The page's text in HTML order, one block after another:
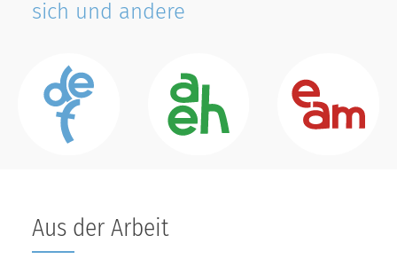
sich und andere
Aus der Arbeit